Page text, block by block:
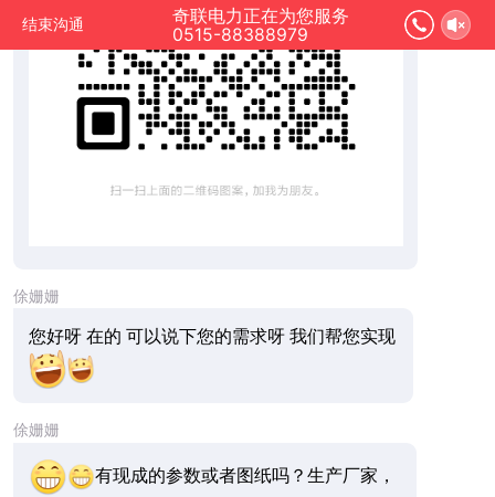
结束沟通
奇联电力正在为您服务
0515-88388979
俆姗姗
您好呀 在的 可以说下您的需求呀 我们帮您实现
俆姗姗
有现成的参数或者图纸吗？生产厂家，